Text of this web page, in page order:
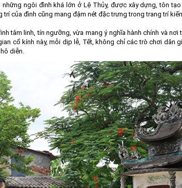
ngôi đình khá lớn ở Lệ Thủy, được xây dựng, tôn
trí của đình cũng mang đậm nét đặc trưng trong trang trí
tâm linh, tín ngưỡng, vừa mang ý nghĩa hành chính và
cổ kính này, mỗi dịp lễ, Tết, không chỉ các trò chơi dân
diễn.